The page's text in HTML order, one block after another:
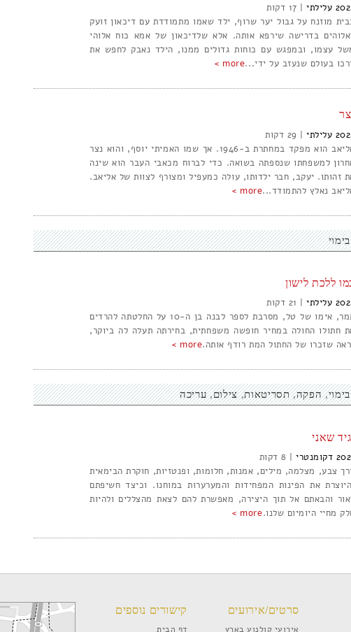
עלילתי|
17
מוזנח על גבול יער שרוף, ילד שאמו מתמודדת עם דיכאון זועק
בדרישה שירפא אותה. אלא שלדיכאון של אמא כוח אלוהי
עצמו, ובמפגש עם כוחות גדולים ממנו, הילד נאבק לחפש את
בעולם שנעזב על ידי...more >
עלילתי|
29
אליאב הוא מפקד במחתרת ב-1946. אך שמו האמיתי יוסף, והוא נצר
למשפחתו שנספתה בשואה. כדי לברוח מכאבי העבר הוא שינה
זהותו. יעקב, חבר ילדותו, עולה כמעפיל ומצורף לצוות של אליאב.
נאלץ להתמודד...more >
בימוי
ללכת לישון
עלילתי|
21
תמר, אימו של טל, מסרבת לספר לבנה בן ה-10 על החלטתה להרדים
חתולו החולה במחיר חופשה משפחתית, בחירתה תעלה לה ביוקר,
שזכרו של החתול המת רודף אותה.more >
בימוי הפקה תסריטאות צילום עריכה
שאני
דקומנטרי|
8
צבע, מצלמה, מילים, אמנות, חלומות, ופנטזיות, חוקרת הבימאית
את הפינות המפחידות והמערערות במוחנו. וכיצד חשיפתם
והבאתם אל תוך היצירה, מאפשרת להם לצאת מהצללים ולהיות
מחיי היומיום שלנו.more >
סרטים/אירועים
אירועי קולנוע בארץ
קישורים נוספים
דף הבית